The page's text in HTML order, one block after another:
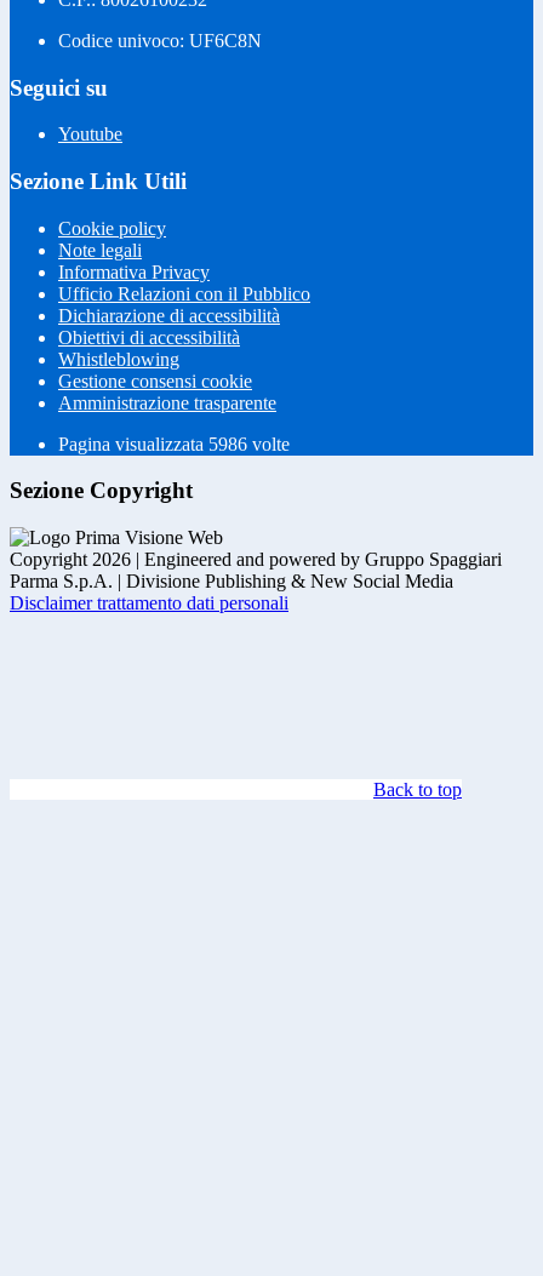
Codice univoco: UF6C8N
Seguici su
Youtube
Sezione Link Utili
Cookie policy
Note legali
Informativa Privacy
Ufficio Relazioni con il Pubblico
Dichiarazione di accessibilità
Obiettivi di accessibilità
Whistleblowing
Gestione consensi cookie
Amministrazione trasparente
Pagina visualizzata 5986 volte
Sezione Copyright
Copyright 2026 | Engineered and powered by Gruppo Spaggiari
Parma S.p.A. | Divisione Publishing & New Social Media
Disclaimer trattamento dati personali
Back to top